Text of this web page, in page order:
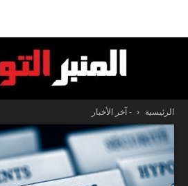
المنبر
الرئيسية - آخر الأخبار